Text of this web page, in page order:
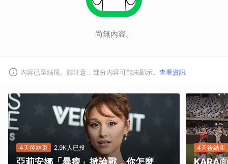
尚無內容。
內容已至結尾。請注意，部分內容可能未顯示。 查看資訊
4天後結束 2.9K人已投
亞莉安娜「暴瘦」掀論戰，你怎麼
4天後結束
KARA